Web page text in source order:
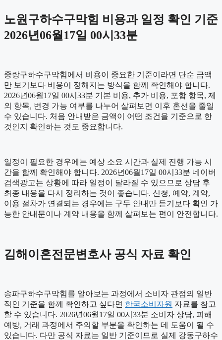
노원구하수구막힘 비용과 일정 확인 기준
2026년06월17일 00시33분
중랑구하수구막힘에서 비용이 중요한 기준이라면 단순 금액
만 보기보다 비용이 정해지는 방식을 함께 확인해야 합니다.
2026년06월17일 00시33분 기본 비용, 추가 비용, 포함 항목, 제
외 항목, 변경 가능 여부를 나누어 살펴보면 이후 혼선을 줄일
수 있습니다. 처음 안내받은 금액이 어떤 조건을 기준으로 한
것인지 확인하는 것도 중요합니다.
일정이 필요한 경우에는 예상 소요 시간과 실제 진행 가능 시
간을 함께 확인해야 합니다. 2026년06월17일 00시33분 네이버
검색광고는 상황에 따라 일정이 달라질 수 있으므로 상담 후
최종 내용을 다시 정리하는 것이 좋습니다. 신청, 예약, 계약,
이용 절차가 연결되는 경우에는 구두 안내만 듣기보다 확인 가
능한 안내문이나 계약 내용을 함께 살펴보는 편이 안전합니다.
김해이혼전문변호사 공식 자료 확인
송파구하수구막힘를 알아보는 과정에서 소비자 관점의 일반
적인 기준을 함께 확인하고 싶다면 한국소비자원 자료를 참고
할 수 있습니다. 2026년06월17일 00시33분 소비자 상담, 피해
예방, 거래 과정에서 주의할 부분을 확인하는 데 도움이 될 수
있습니다. 다만 공식 자료는 일반 기준이므로 실제 강동구하수